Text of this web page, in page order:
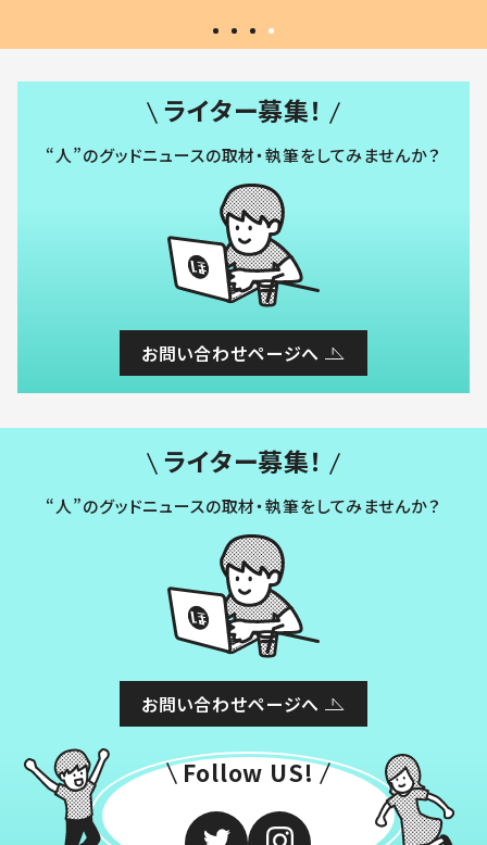
ライター募集！
“人”のグッドニュースの取材・執筆をしてみませんか？
お問い合わせページへ
ライター募集！
“人”のグッドニュースの取材・執筆をしてみませんか？
お問い合わせページへ
Follow US!